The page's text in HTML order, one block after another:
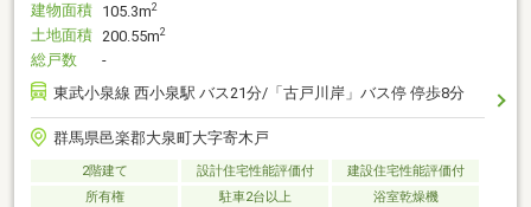
建物面積 105.3m2
土地面積 200.55m2
総戸数
-
東武小泉線 西小泉駅 バス21分/「古戸川岸」バス停 停歩8分
群馬県邑楽郡大泉町大字寄木戸
2階建て 設計住宅性能評価付
建設住宅性能評価付
所有権
駐車2台以上 浴室乾燥機